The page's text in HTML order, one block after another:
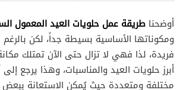
أوضحنا طريقة عمل حلويات العيد المعمول
ومكوناتها الأساسية بسيطة جداً، لكن
فريدة، لذا فهي لا تزال حتى الآن تمتلك
أبرز حلويات العيد والمناسبات، وهذا يرجع
مختلفة ومتعددة حيث يُمكن الاستعانة ببعض